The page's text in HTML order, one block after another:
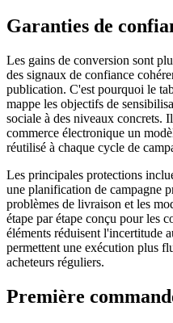
Garanties de
Les gains de conversion sont
des signaux de confiance
publication. C'est pourquoi le
mappe les objectifs de
sociale à des niveaux concrets.
commerce électronique un
réutilisé à chaque cycle de
Les principales protections
une planification de campagne
problèmes de livraison et les
étape par étape conçu pour les
éléments réduisent l'incertitude
permettent une exécution plus
acheteurs réguliers.
Première